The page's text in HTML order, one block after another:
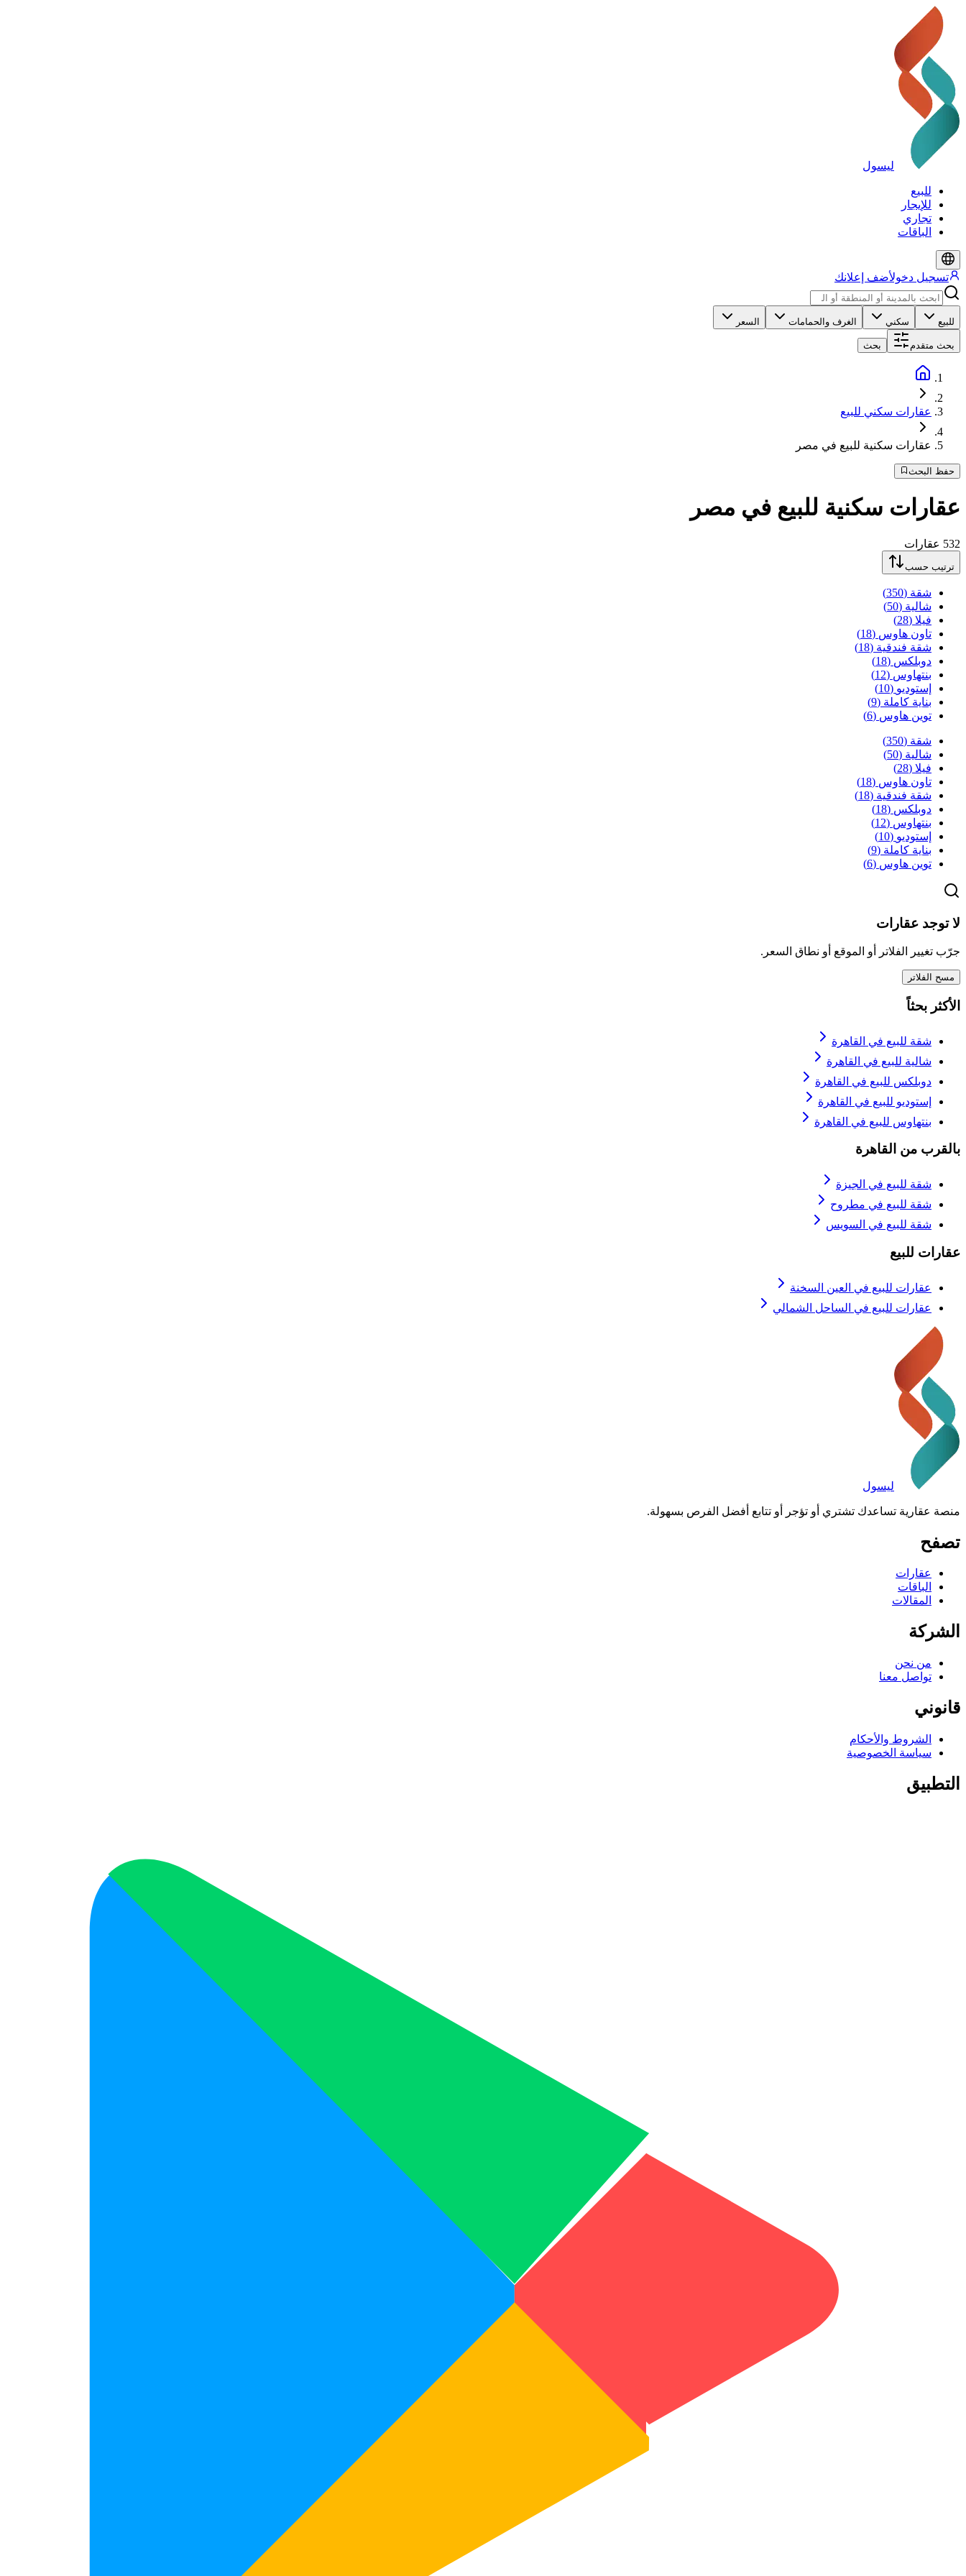
ليسول
للبيع
للإيجار
تجاري
الباقات
تسجيل دخولأضف إعلانك
للبيع سكني الغرف والحمامات السعر
بحث متقدم بحث
عقارات سكني للبيع
عقارات سكنية للبيع في مصر
حفظ البحث
عقارات سكنية للبيع في مصر
532 عقارات
ترتيب حسب
شقة (
350
)
شالية (
50
)
فيلا (
28
)
تاون هاوس (
18
)
شقة فندقية (
18
)
دوبلكس (
18
)
بنتهاوس (
12
)
إستوديو (
10
)
بناية كاملة (
9
)
توين هاوس (
6
)
شقة (
350
)
شالية (
50
)
فيلا (
28
)
تاون هاوس (
18
)
شقة فندقية (
18
)
دوبلكس (
18
)
بنتهاوس (
12
)
إستوديو (
10
)
بناية كاملة (
9
)
توين هاوس (
6
)
لا توجد عقارات
جرّب تغيير الفلاتر أو الموقع أو نطاق السعر.
مسح الفلاتر
الأكثر بحثاً
شقة للبيع في القاهرة
شالية للبيع في القاهرة
دوبلكس للبيع في القاهرة
إستوديو للبيع في القاهرة
بنتهاوس للبيع في القاهرة
بالقرب من القاهرة
شقة للبيع في الجيزة
شقة للبيع في مطروح
شقة للبيع في السويس
عقارات للبيع
عقارات للبيع في العين السخنة
عقارات للبيع في الساحل الشمالي
ليسول
منصة عقارية تساعدك تشتري أو تؤجر أو تتابع أفضل الفرص بسهولة.
تصفح
عقارات
الباقات
المقالات
الشركة
من نحن
تواصل معنا
قانوني
الشروط والأحكام
سياسة الخصوصية
التطبيق